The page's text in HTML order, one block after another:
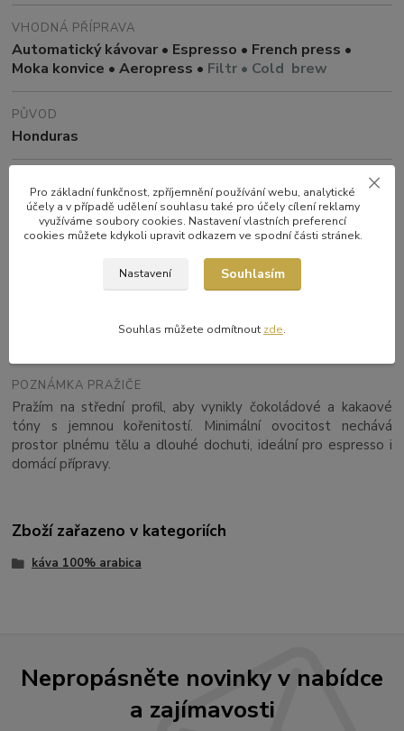
VHODNÁ PŘÍPRAVA
Automatický kávovar • Espresso • French press •
Moka konvice • Aeropress • Filtr • Cold brew
PŮVOD
Honduras
Washed
1350–1600 m n. m.
POZNÁMKA PRAŽIČE
Pražím na střední profil, aby vynikly čokoládové a kakaové
tóny s jemnou kořenitostí. Minimální ovocitost nechává
prostor plnému tělu a dlouhé dochuti, ideální pro espresso i
domácí přípravy.
Zboží zařazeno v kategoriích
káva 100% arabica
Nepropásněte novinky v nabídce
a zajímavosti
Pro základní funkčnost, zpříjemnění používání webu, analytické
účely a v případě udělení souhlasu také pro účely cílení reklamy
využíváme soubory cookies. Nastavení vlastních preferencí
cookies můžete kdykoli upravit odkazem ve spodní části stránek.
Nastavení Souhlasím
Souhlas můžete odmítnout zde.